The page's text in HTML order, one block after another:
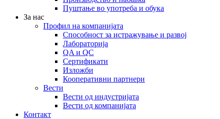
Пуштање во употреба и обука
За нас
Профил на компанијата
Способност за истражување и развој
Лабораторија
QA и QC
Сертификати
Изложби
Кооперативни партнери
Вести
Вести од индустријата
Вести од компанијата
Контакт